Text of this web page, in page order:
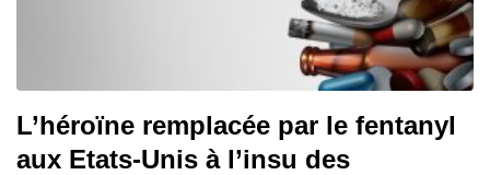
L’héroïne remplacée par le fentanyl
aux Etats-Unis à l’insu des